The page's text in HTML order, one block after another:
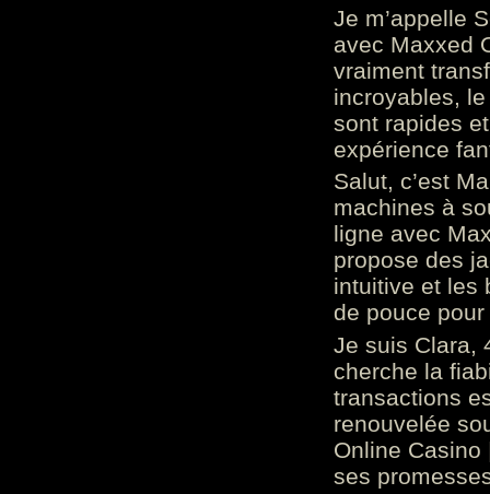
Je m’appelle
avec Maxxed
vraiment
incroyables,
sont rapides
expérience
Salut, c’est
machines à
ligne avec
propose des
intuitive et les
de pouce
Je suis Clara,
cherche la
transactions
renouvelée
Online
ses